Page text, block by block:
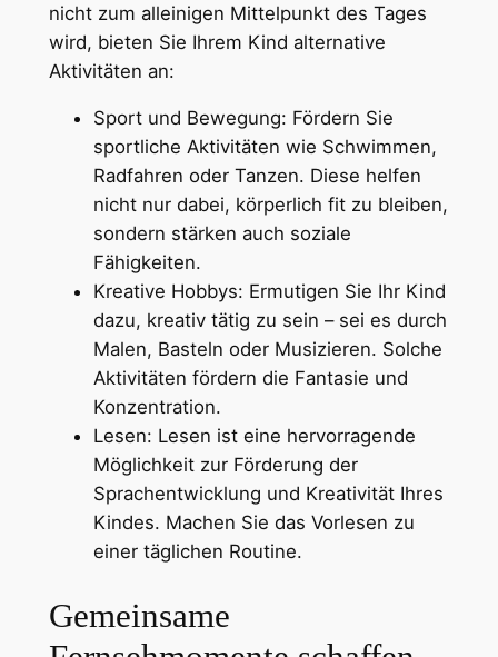
nicht zum alleinigen Mittelpunkt des Tages
wird, bieten Sie Ihrem Kind alternative
Aktivitäten an:
Sport und Bewegung: Fördern Sie
sportliche Aktivitäten wie Schwimmen,
Radfahren oder Tanzen. Diese helfen
nicht nur dabei, körperlich fit zu bleiben,
sondern stärken auch soziale
Fähigkeiten.
Kreative Hobbys: Ermutigen Sie Ihr Kind
dazu, kreativ tätig zu sein – sei es durch
Malen, Basteln oder Musizieren. Solche
Aktivitäten fördern die Fantasie und
Konzentration.
Lesen: Lesen ist eine hervorragende
Möglichkeit zur Förderung der
Sprachentwicklung und Kreativität Ihres
Kindes. Machen Sie das Vorlesen zu
einer täglichen Routine.
Gemeinsame